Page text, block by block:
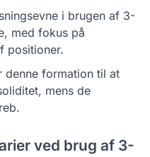
i brugen af 3-
med fokus på
positioner.
denne formation til at
mens de
ved brug af 3-